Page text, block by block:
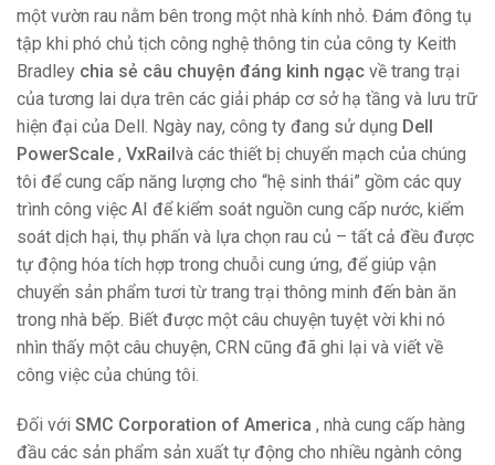
một vườn rau nằm bên trong một nhà kính nhỏ. Đám đông tụ
tập khi phó chủ tịch công nghệ thông tin của công ty Keith
Bradley chia sẻ câu chuyện đáng kinh ngạc về trang trại
của tương lai dựa trên các giải pháp cơ sở hạ tầng và lưu trữ
hiện đại của Dell. Ngày nay, công ty đang sử dụng Dell
PowerScale , VxRailvà các thiết bị chuyển mạch của chúng
tôi để cung cấp năng lượng cho “hệ sinh thái” gồm các quy
trình công việc AI để kiểm soát nguồn cung cấp nước, kiểm
soát dịch hại, thụ phấn và lựa chọn rau củ – tất cả đều được
tự động hóa tích hợp trong chuỗi cung ứng, để giúp vận
chuyển sản phẩm tươi từ trang trại thông minh đến bàn ăn
trong nhà bếp. Biết được một câu chuyện tuyệt vời khi nó
nhìn thấy một câu chuyện, CRN cũng đã ghi lại và viết về
công việc của chúng tôi.
Đối với SMC Corporation of America , nhà cung cấp hàng
đầu các sản phẩm sản xuất tự động cho nhiều ngành công